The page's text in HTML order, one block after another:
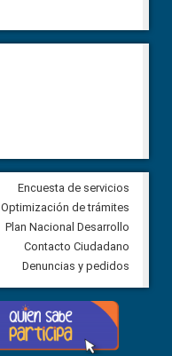
Veeduría Ciudadana para
construcción del asfaltado de
Ballenita del cantón Santa
7 agosto, 2026
Next
Encuesta de servicios
Optimización de trámites
Plan Nacional Desarrollo
Contacto Ciudadano
Denuncias y pedidos